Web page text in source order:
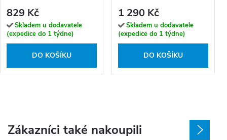
829 Kč
Skladem u dodavatele
(expedice do 1 týdne)
DO KOŠÍKU
1 290 Kč
Skladem u dodavatele
(expedice do 1 týdne)
DO KOŠÍKU
Zákazníci také nakoupili